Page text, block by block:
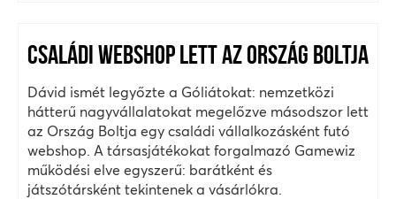
CSALÁDI WEBSHOP LETT AZ ORSZÁG BOLTJA
Dávid ismét legyőzte a Góliátokat: nemzetközi
hátterű nagyvállalatokat megelőzve másodszor lett
az Ország Boltja egy családi vállalkozásként futó
webshop. A társasjátékokat forgalmazó Gamewiz
működési elve egyszerű: barátként és
játszótársként tekintenek a vásárlókra.